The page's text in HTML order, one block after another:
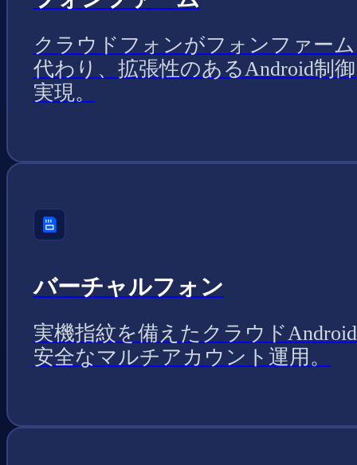
クラウドフォンがフォンファー
代わり、拡張性のあるAndroid制
実現。
バーチャルフォン
実機指紋を備えたクラウド
安全なマルチアカウント運用。